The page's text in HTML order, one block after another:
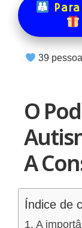
39
O
A
Índice de
A